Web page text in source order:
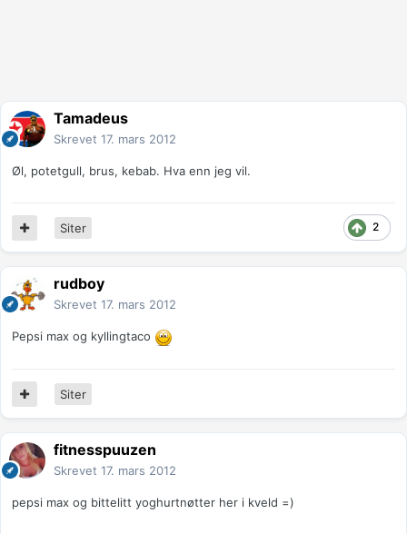
Tamadeus
Skrevet 17. mars 2012
Øl, potetgull, brus, kebab. Hva enn jeg vil.
2
Siter
rudboy
Skrevet 17. mars 2012
Pepsi max og kyllingtaco
Siter
fitnesspuuzen
Skrevet 17. mars 2012
pepsi max og bittelitt yoghurtnøtter her i kveld =)